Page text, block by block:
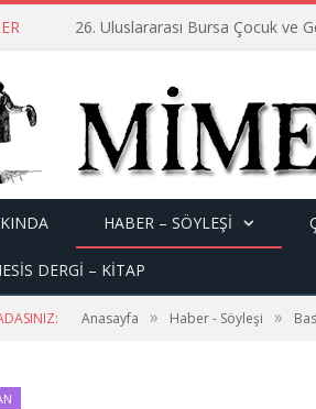
26. Uluslararası Bursa Çocuk ve
HABER – SÖYLEŞI
DERGİ – KİTAP
Anasayfa » Haber - Söyleşi »